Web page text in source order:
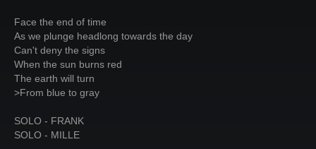
Face the end of time
As we plunge headlong towards the day
Can't deny the signs
When the sun burns red
The earth will turn
>From blue to gray
SOLO - FRANK
SOLO - MILLE